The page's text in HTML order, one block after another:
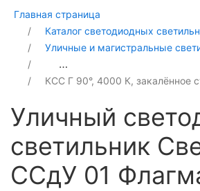
Главная страница
Каталог светодиодных
Уличные и магистральные
Уличный светодиодный
КСС Г 90°, 4000 К, закалённое
Уличный
светильник
ССдУ 01